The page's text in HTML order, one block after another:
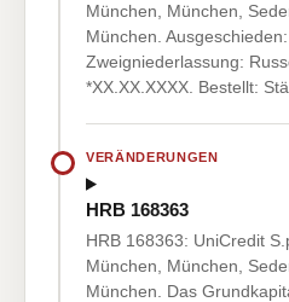
München, München,
München.
Zweigniederlassung:
*XX.XX.XXXX. Bestellt:
VERÄNDERUNGEN
HRB 168363
HRB 168363: UniCredit
München, München,
München. Das